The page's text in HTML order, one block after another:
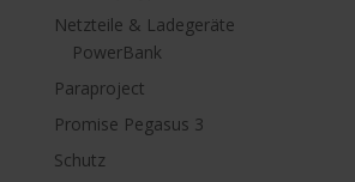
Netzteile & Ladegeräte
PowerBank
Paraproject
Promise Pegasus 3
Schutz